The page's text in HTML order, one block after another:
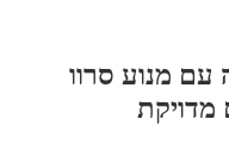
עם מנוע סרוו
מדויקת